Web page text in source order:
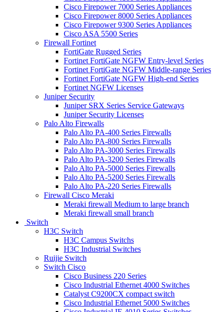
Cisco Firepower 7000 Series Appliances
Cisco Firepower 8000 Series Appliances
Cisco Firepower 9300 Series Appliances
Cisco ASA 5500 Series
Firewall Fortinet
FortiGate Rugged Series
Fortinet FortiGate NGFW Entry-level Series
Fortinet FortiGate NGFW Middle-range Series
Fortinet FortiGate NGFW High-end Series
Fortinet NGFW Licenses
Juniper Security
Juniper SRX Series Service Gateways
Juniper Security Licenses
Palo Alto Firewalls
Palo Alto PA-400 Series Firewalls
Palo Alto PA-800 Series Firewalls
Palo Alto PA-3000 Series Firewalls
Palo Alto PA-3200 Series Firewalls
Palo Alto PA-5000 Series Firewalls
Palo Alto PA-5200 Series Firewalls
Palo Alto PA-220 Series Firewalls
Firewall Cisco Meraki
Meraki firewall Medium to large branch
Meraki firewall small branch
Switch
H3C Switch
H3C Campus Switchs
H3C Industrial Switches
Ruijie Switch
Switch Cisco
Cisco Business 220 Series
Cisco Industrial Ethernet 4000 Switches
Catalyst C9200CX compact switch
Cisco Industrial Ethernet 5000 Switches